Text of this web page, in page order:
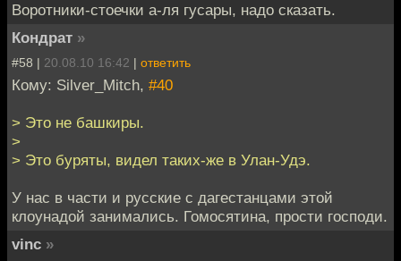
Воротники-стоечки а-ля гусары, надо сказать.
Кондрат »
#58 | 20.08.10 16:42 | ответить
Кому: Silver_Mitch, #40
> Это не башкиры.
>
> Это буряты, видел таких-же в Улан-Удэ.
У нас в части и русские с дагестанцами этой
клоунадой занимались. Гомосятина, прости господи.
vinc »